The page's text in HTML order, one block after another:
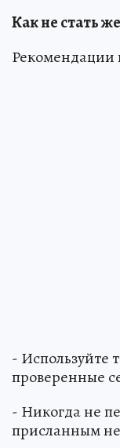
Как не стать
Рекомендации
- Используйте
проверенные
- Никогда не
присланным